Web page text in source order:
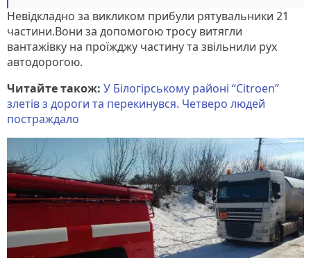
Невідкладно за викликом прибули рятувальники 21
частини.Вони за допомогою тросу витягли
вантажівку на проїжджу частину та звільнили рух
автодорогою.
Читайте також: У Білогірському районі “Citroen”
злетів з дороги та перекинувся. Четверо людей
постраждало